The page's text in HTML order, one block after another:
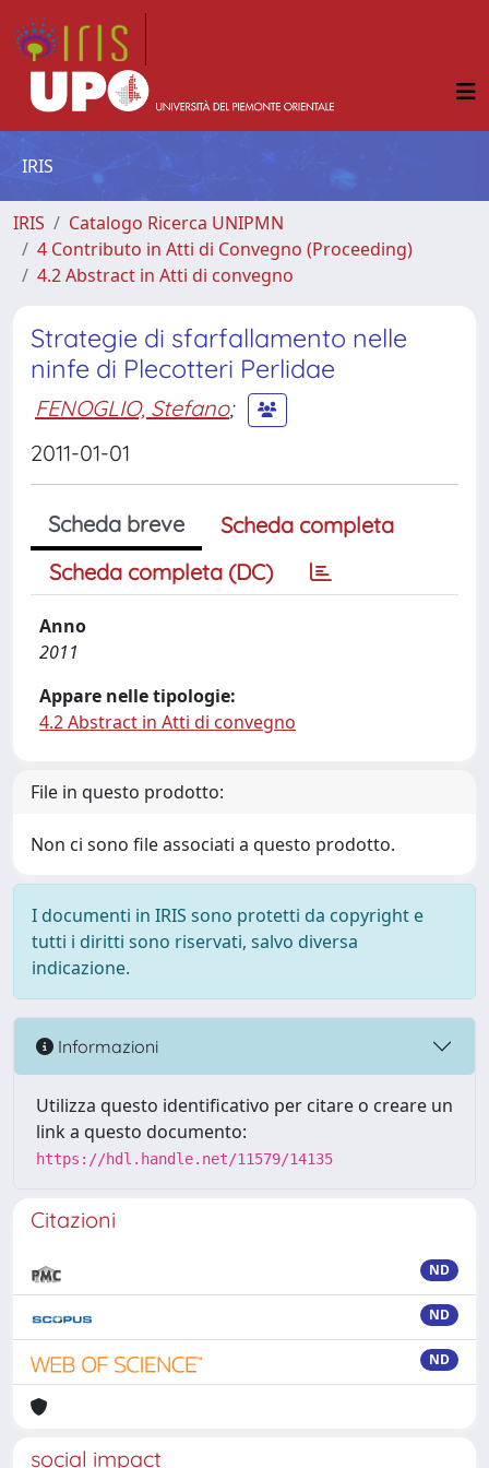
IRIS
IRIS
Catalogo Ricerca UNIPMN
4 Contributo in Atti di Convegno (Proceeding)
4.2 Abstract in Atti di convegno
Strategie di sfarfallamento nelle
ninfe di Plecotteri Perlidae
FENOGLIO, Stefano;
2011-01-01
Scheda breve
Scheda completa
Scheda completa (DC)
Anno
2011
Appare nelle tipologie:
4.2 Abstract in Atti di convegno
File in questo prodotto:
Non ci sono file associati a questo prodotto.
I documenti in IRIS sono protetti da copyright e
tutti i diritti sono riservati, salvo diversa
indicazione.
Informazioni
Utilizza questo identificativo per citare o creare un
link a questo documento:
https://hdl.handle.net/11579/14135
Citazioni
ND
ND
ND
social impact